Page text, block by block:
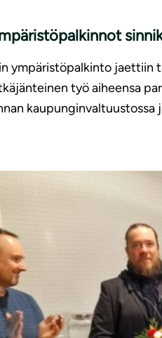
ympäristöpalkinto jaettiin
työ aiheensa
kaupunginvaltuustossa